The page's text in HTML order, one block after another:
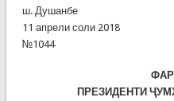
ш. Душанбе
11 апрели соли 2018
№1044
ПРЕЗИДЕНТИ